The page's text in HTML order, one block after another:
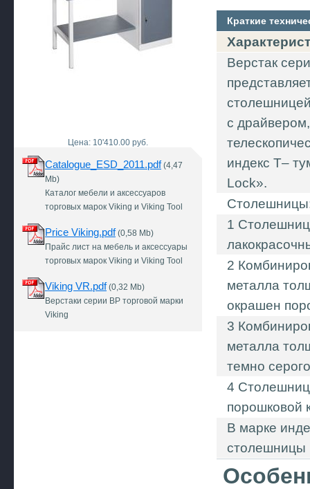
Цена: 10'410.00 руб.
Catalogue_ESD_2011.pdf(4,47
Mb)
Каталог мебели и аксессуаров
торговых марок Viking и Viking Tool
Price Viking.pdf(0,58 Mb)
Прайс лист на мебель и аксессуары
торговых марок Viking и Viking Tool
Viking VR.pdf(0,32 Mb)
Верстаки серии ВР торговой марки
Viking
Краткие
Верстак
с
индекс Т–
Lock».
1
2
металла
окрашен
3
металла
темно
4
порошковой
В марке
столешницы